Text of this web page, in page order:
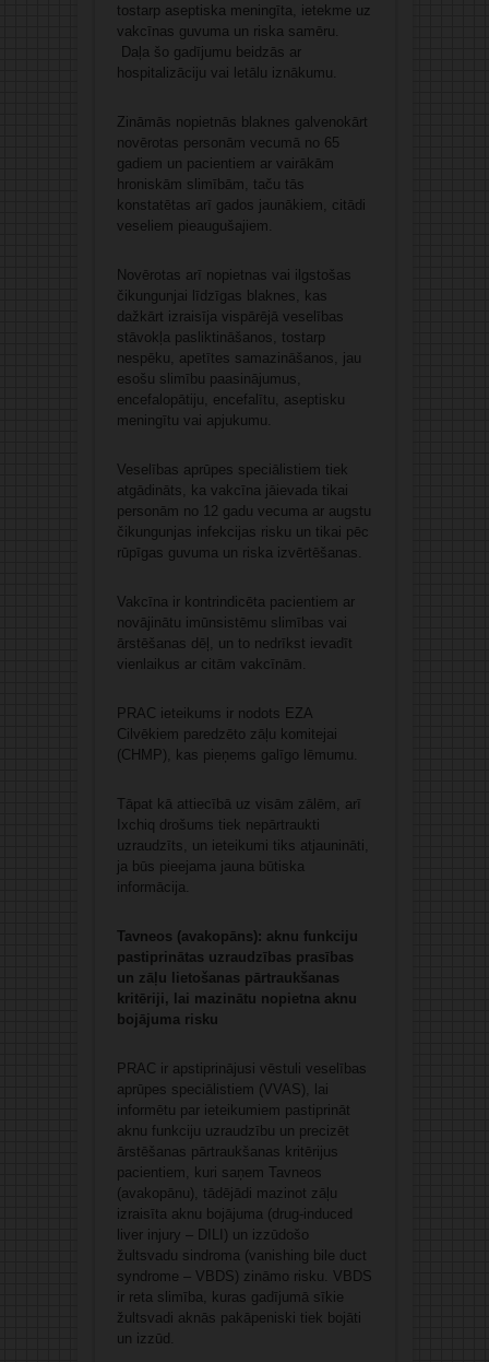
tostarp aseptiska meningīta, ietekme uz
vakcīnas guvuma un riska samēru.
Daļa šo gadījumu beidzās ar
hospitalizāciju vai letālu iznākumu.
Zināmās nopietnās blaknes galvenokārt
novērotas personām vecumā no 65
gadiem un pacientiem ar vairākām
hroniskām slimībām, taču tās
konstatētas arī gados jaunākiem, citādi
veseliem pieaugušajiem.
Novērotas arī nopietnas vai ilgstošas
čikungunjai līdzīgas blaknes, kas
dažkārt izraisīja vispārējā veselības
stāvokļa pasliktināšanos, tostarp
nespēku, apetītes samazināšanos, jau
esošu slimību paasinājumus,
encefalopātiju, encefalītu, aseptisku
meningītu vai apjukumu.
Veselības aprūpes speciālistiem tiek
atgādināts, ka vakcīna jāievada tikai
personām no 12 gadu vecuma ar augstu
čikungunjas infekcijas risku un tikai pēc
rūpīgas guvuma un riska izvērtēšanas.
Vakcīna ir kontrindicēta pacientiem ar
novājinātu imūnsistēmu slimības vai
ārstēšanas dēļ, un to nedrīkst ievadīt
vienlaikus ar citām vakcīnām.
PRAC ieteikums ir nodots EZA
Cilvēkiem paredzēto zāļu komitejai
(CHMP), kas pieņems galīgo lēmumu.
Tāpat kā attiecībā uz visām zālēm, arī
Ixchiq drošums tiek nepārtraukti
uzraudzīts, un ieteikumi tiks atjaunināti,
ja būs pieejama jauna būtiska
informācija.
Tavneos (avakopāns): aknu funkciju
pastiprinātas uzraudzības prasības
un zāļu lietošanas pārtraukšanas
kritēriji, lai mazinātu nopietna aknu
bojājuma risku
PRAC ir apstiprinājusi vēstuli veselības
aprūpes speciālistiem (VVAS), lai
informētu par ieteikumiem pastiprināt
aknu funkciju uzraudzību un precizēt
ārstēšanas pārtraukšanas kritērijus
pacientiem, kuri saņem Tavneos
(avakopānu), tādējādi mazinot zāļu
izraisīta aknu bojājuma (drug-induced
liver injury – DILI) un izzūdošo
žultsvadu sindroma (vanishing bile duct
syndrome – VBDS) zināmo risku. VBDS
ir reta slimība, kuras gadījumā sīkie
žultsvadi aknās pakāpeniski tiek bojāti
un izzūd.